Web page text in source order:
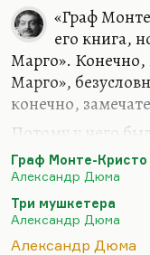
«Граф
его книга,
Марго».
Марго»,
конечно,
Потому у него
роман о Вечном
Конечно, надо
фехтования» в
имеет смысл
Ченчи». В числе
Граф Монте-Кристо
Александр Дюма
Три мушкетера
Александр Дюма
Александр Дюма